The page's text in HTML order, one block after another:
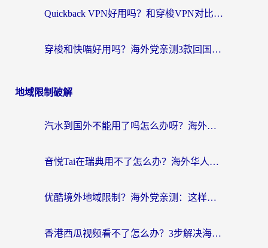
Quickback VPN好用吗？和穿梭VPN对比哪个回国效果更好？海外党必看的真实测评与选择指南
穿梭和快喵好用吗？海外党亲测3款回国加速器，附日本回国VPN避坑指南
地域限制破解
汽水到国外不能用了吗怎么办呀？海外党追剧看片的救星在这里！
音悦Tai在瑞典用不了怎么办？海外华人追剧听歌的实用指南
优酷境外地域限制？海外党亲测：这样看国内剧再也不卡（附3个实用场景解决）
香港西瓜视频看不了怎么办？3步解决海外追剧难题，附靠谱加速器推荐